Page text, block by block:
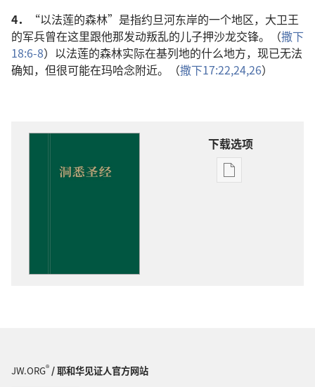
4．
“以法莲的森林”是指约旦河东岸的一个地区，大卫王
的军兵曾在这里跟他那发动叛乱的儿子押沙龙交锋。（撒下
18:6-8）以法莲的森林实际在基列地的什么地方，现已无法
确知，但很可能在玛哈念附近。（撒下17:22,24,26）
下载选项
出
JW.ORG®/ 耶和华见证人官方网站